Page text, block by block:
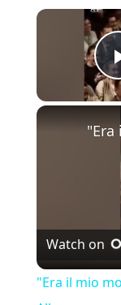
Watch on
"Era il mio